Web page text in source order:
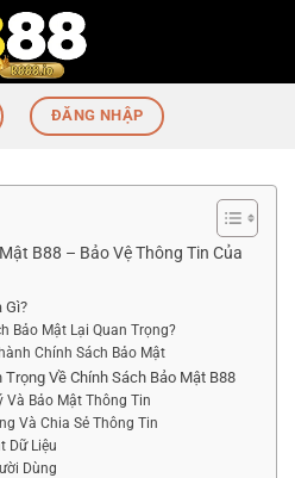
ĐĂNG NHẬP
B88 – Bảo Vệ Thông Tin Của
Gì?
Bảo Mật Lại Quan Trọng?
Chính Sách Bảo Mật
Về Chính Sách Bảo Mật B88
Và Bảo Mật Thông Tin
Và Chia Sẻ Thông Tin
Dữ Liệu
Dùng